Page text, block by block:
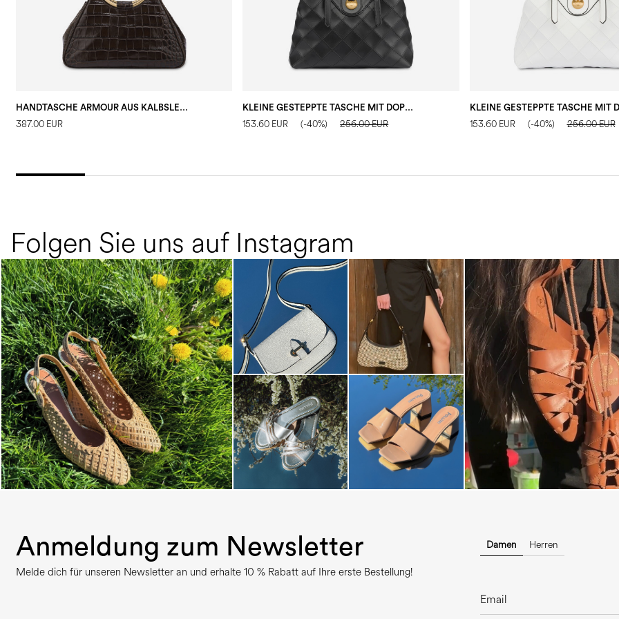
HANDTASCHE ARMOUR AUS KALBSLEDER MIT KROKODILDRUCK
387.00 EUR
KLEINE GESTEPPTE TASCHE MIT DOPPELTEM GRIFF AUS KUNSTLEDER
153.60 EUR (-40%) 256.00 EUR 153.60 EUR (-40%) 256.00 EUR
Folgen Sie uns auf Instagram
Choose between chunky silhouettes with
intriguing we...
Elevate your desire for a last-
with th...
Anmeldung zum Newsletter
Melde dich für unseren Newsletter an und erhalte 10 % Rabatt auf Ihre erste Bestellung!
Damen Herren